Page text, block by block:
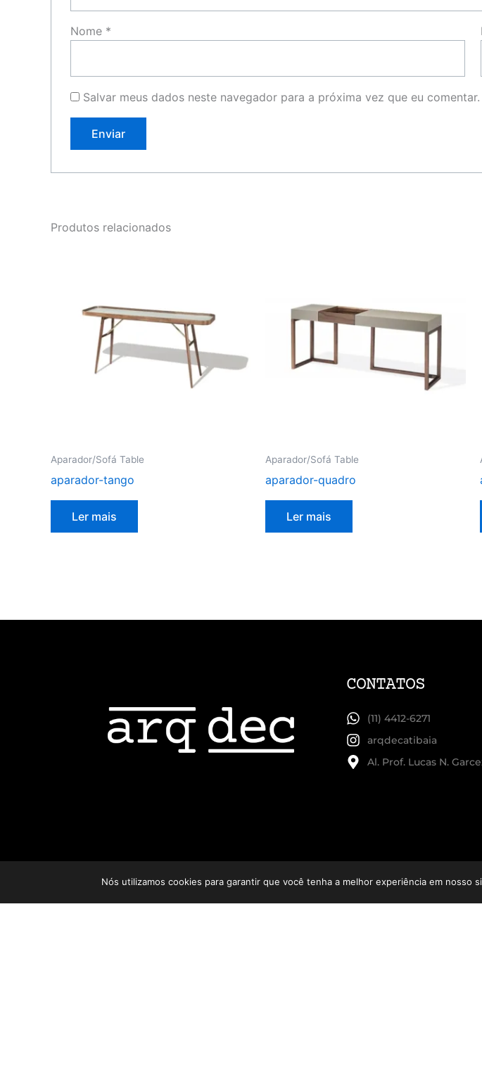
Nome *
Salvar meus dados neste navegador para a próxima vez que eu comentar.
Produtos relacionados
Aparador/Sofá Table
aparador-tango
Ler mais
Aparador/Sofá Table
aparador-quadro
Ler mais
CONTATOS
(11) 4412-6271
arqdecatibaia
Al. Prof. Lucas N.
Nós utilizamos cookies para garantir que você tenha a melhor experiência em